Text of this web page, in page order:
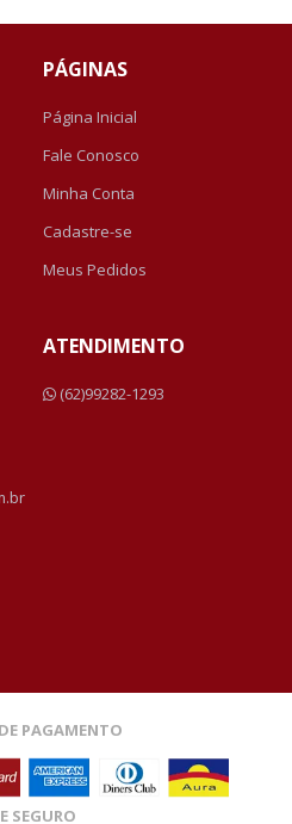
PÁGINAS
Página Inicial
Fale Conosco
Minha Conta
Cadastre-se
Meus Pedidos
ATENDIMENTO
(62)99282-1293
PAGAMENTO
SEGURO